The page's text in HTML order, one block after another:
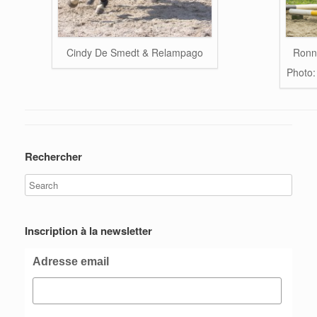
Cindy De Smedt & Relampago
Rechercher
Inscription à la newsletter
Adresse email